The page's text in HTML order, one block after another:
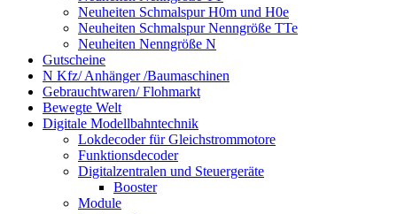
Neuheiten Schmalspur H0m und H0e
Neuheiten Schmalspur Nenngröße TTe
Neuheiten Nenngröße N
Gutscheine
N Kfz/ Anhänger /Baumaschinen
Gebrauchtwaren/ Flohmarkt
Bewegte Welt
Digitale Modellbahntechnik
Lokdecoder für Gleichstrommotore
Funktionsdecoder
Digitalzentralen und Steuergeräte
Booster
Module